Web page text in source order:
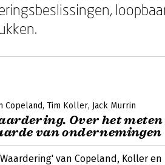
Copeland Tim Koller Jack Murrin
Over het
van ondernemingen
van Copeland, Koller